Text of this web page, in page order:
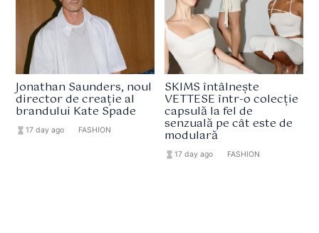
Jonathan Saunders, noul
director de creație al
brandului Kate Spade
hourglass_full17 day ago FASHION
SKIMS întâlnește
VETTESE într-o colecție
capsulă la fel de
senzuală pe cât este de
modulară
hourglass_full 17 day ago FASHION